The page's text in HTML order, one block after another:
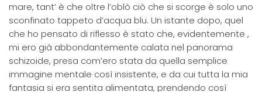
mare, tant’ è che oltre l’oblò ciò che si scorge è solo uno
sconfinato tappeto d’acqua blu. Un istante dopo, quel
che ho pensato di riflesso è stato che, evidentemente ,
mi ero già abbondantemente calata nel panorama
schizoide, presa com’ero stata da quella semplice
immagine mentale così insistente, e da cui tutta la mia
fantasia si era sentita alimentata, prendendo così